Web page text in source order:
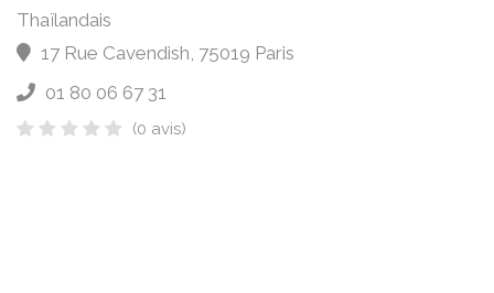
Thaïlandais
17 Rue Cavendish, 75019 Paris
01 80 06 67 31
(0 avis)